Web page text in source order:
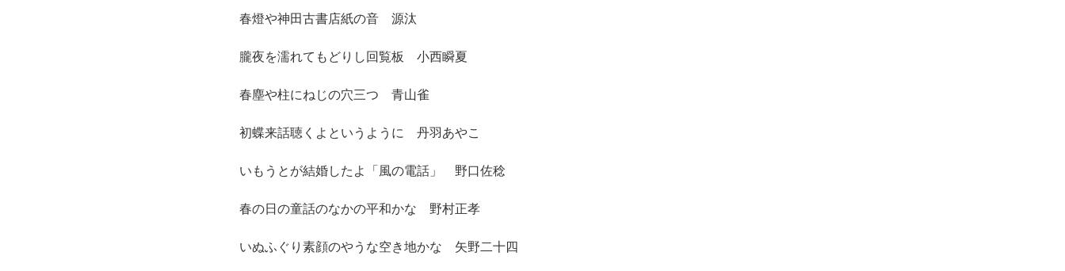
春燈や神田古書店紙の音 源汰
朧夜を濡れてもどりし回覧板 小西瞬夏
春塵や柱にねじの穴三つ 青山雀
初蝶来話聴くよというように 丹羽あやこ
いもうとが結婚したよ「風の電話」 野口佐稔
春の日の童話のなかの平和かな 野村正孝
いぬふぐり素顔のやうな空き地かな 矢野二十四